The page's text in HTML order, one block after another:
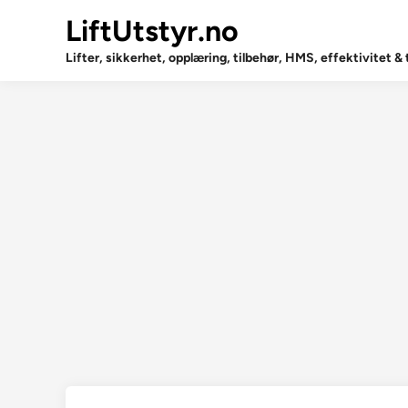
LiftUtstyr.no
Lifter, sikkerhet, opplæring, tilbehør, HMS, effektivitet &